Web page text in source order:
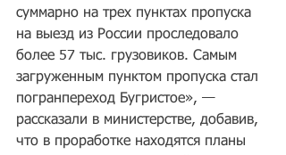
суммарно на трех пунктах пропуска
на выезд из России проследовало
более 57 тыс. грузовиков. Самым
загруженным пунктом пропуска стал
погранпереход Бугристое», —
рассказали в министерстве, добавив,
что в проработке находятся планы